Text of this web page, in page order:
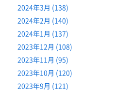
2024年3月 (138)
2024年2月 (140)
2024年1月 (137)
2023年12月 (108)
2023年11月 (95)
2023年10月 (120)
2023年9月 (121)